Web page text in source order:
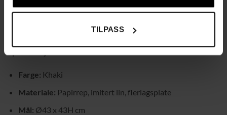
TILPASS
gjør den til en dekorativ og praktisk møbel.
Enkel montering kreves.
Farge: Khaki
Materiale: Papirrep, imitert lin, flerlagsplate
Mål: Ø43 x 43H cm